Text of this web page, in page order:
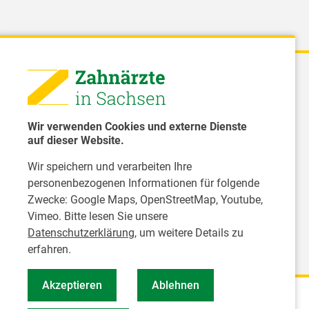
Wir verwenden Cookies und externe Dienste
auf dieser Website.
Wir speichern und verarbeiten Ihre
personenbezogenen Informationen für folgende
Zwecke: Google Maps, OpenStreetMap, Youtube,
Vimeo. Bitte lesen Sie unsere
Datenschutzerklärung, um weitere Details zu
erfahren.
Akzeptieren Ablehnen
Landeszahnärztekammer Sachsen
sachsen.de
- Landesarbeitsgemeinschaft für
des Freistaates Sachsen e.V.